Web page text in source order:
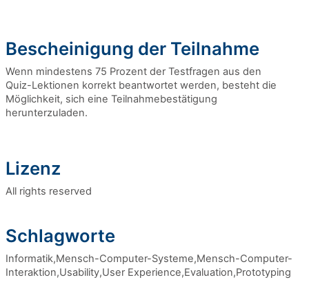
Bescheinigung der Teilnahme
Wenn mindestens 75 Prozent der Testfragen aus den
Quiz-Lektionen korrekt beantwortet werden, besteht die
Möglichkeit, sich eine Teilnahmebestätigung
herunterzuladen.
Lizenz
All rights reserved
Schlagworte
Informatik,Mensch-Computer-Systeme,Mensch-Computer-
Interaktion,Usability,User Experience,Evaluation,Prototyping